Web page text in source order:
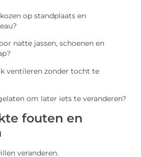
op standplaats en
natte jassen, schoenen en
ventileren zonder tocht te
om later iets te veranderen?
fouten en
veranderen.